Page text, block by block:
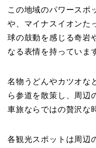
この地域のパワースポ
や、マイナスイオンた
球の鼓動を感じる奇岩
なる表情を持っていま
名物うどんやカツオな
ら参道を散策し、周辺
車旅ならではの贅沢な
各観光スポットは周辺